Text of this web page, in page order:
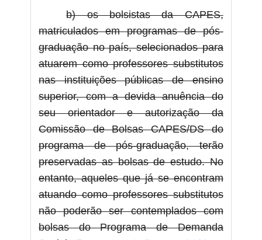
b) os bolsistas da CAPES,
matriculados em programas de pós-
graduação no país, selecionados para
atuarem como professores substitutos
nas instituições públicas de ensino
superior, com a devida anuência do
seu orientador e autorização da
Comissão de Bolsas CAPES/DS do
programa de pós-graduação, terão
preservadas as bolsas de estudo. No
entanto, aqueles que já se encontram
atuando como professores substitutos
não poderão ser contemplados com
bolsas do Programa de Demanda